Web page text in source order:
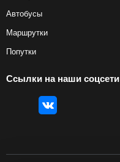
Автобусы
Маршрутки
Попутки
Ссылки на наши соцсети